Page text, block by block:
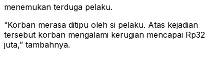
menemukan terduga pelaku.
“Korban merasa ditipu oleh si pelaku. Atas kejadian
tersebut korban mengalami kerugian mencapai Rp32
juta,” tambahnya.